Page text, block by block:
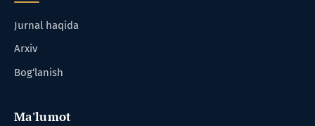
Jurnal haqida
Arxiv
Bog‘lanish
Ma'lumot